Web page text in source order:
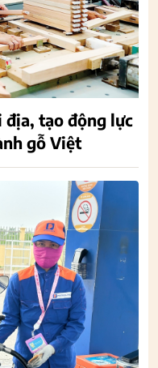
tạo động lực
gỗ Việt